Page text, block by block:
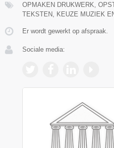
OPMAKEN DRUKWERK,
TEKSTEN, KEUZE MUZIEK
Er wordt gewerkt op afspraak.
Sociale media: